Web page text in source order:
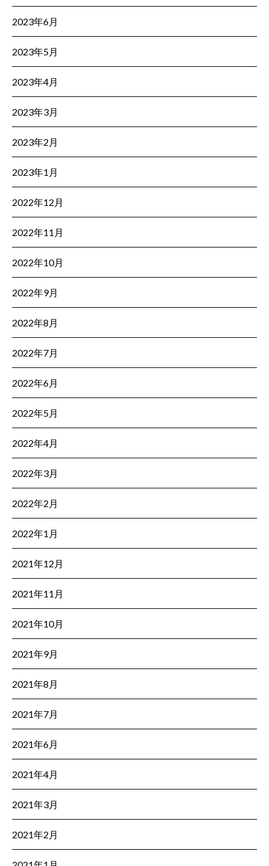
2023年6月
2023年5月
2023年4月
2023年3月
2023年2月
2023年1月
2022年12月
2022年11月
2022年10月
2022年9月
2022年8月
2022年7月
2022年6月
2022年5月
2022年4月
2022年3月
2022年2月
2022年1月
2021年12月
2021年11月
2021年10月
2021年9月
2021年8月
2021年7月
2021年6月
2021年4月
2021年3月
2021年2月